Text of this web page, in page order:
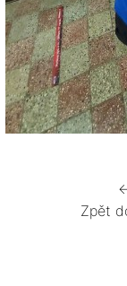
Zpět